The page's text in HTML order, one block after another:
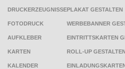
DRUCKERZEUGNISSE
FOTODRUCK
AUFKLEBER
KARTEN
KALENDER
PLAKAT GESTALTEN
WERBEBANNER
EINTRITTSKARTEN
ROLL-UP GESTALTEN